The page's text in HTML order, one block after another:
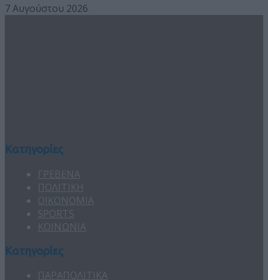
7 Αυγούστου 2026
Κατηγορίες
ΓΡΕΒΕΝΑ
ΠΟΛΙΤΙΚΗ
ΟΙΚΟΝΟΜΙΑ
SPORTS
ΚΟΙΝΩΝΙΑ
Κατηγορίες
ΠΑΡΑΠΟΛΙΤΙΚΑ